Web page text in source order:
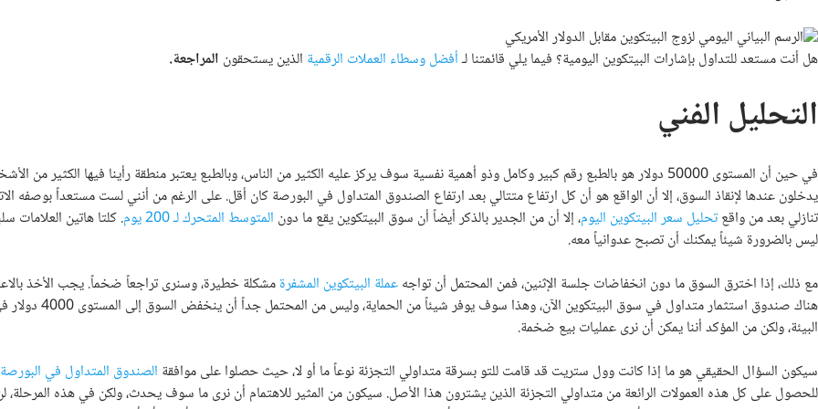
هل أنت مستعد للتداول بإشارات البيتكوين اليومية؟ فيما يلي قائمتنا لـأفضل وسطاء العملات الرقمية الذين يستحقون المراجعة.
التحليل الفني
في حين أن المستوى 50000 دولار هو بالطبع رقم كبير وكامل وذو أهمية نفسية سوف يركز عليه الكثير من الناس، وبالطبع يعتبر منطقة رأينا فيها الكثير من
يدخلون عندها لإنقاذ السوق، إلا أن الواقع هو أن كل ارتفاع متتالي بعد ارتفاع الصندوق المتداول في البورصة كان أقل. على الرغم من أنني لست مستعداً بوصفه
تنازلي بعد من واقعتحليل سعر البيتكوين اليوم، إلا أن من الجدير بالذكر أيضاً أن سوق البيتكوين يقع ما دون المتوسط ​​​​المتحرك لـ 200 يوم
. كلتا هاتين العلامات
ليس بالضرورة شيئاً يمكنك أن تصبح عدوانياً معه.
مع ذلك، إذا اخترق السوق ما دون انخفاضات جلسة الإثنين، فمن المحتمل أن تواجهعملة البيتكوين المشفرةمشكلة خطيرة، وسنرى تراجعاً ضخماً. يجب الأخذ
هناك صندوق استثمار متداول في سوق البيتكوين الآن، وهذا سوف يوفر
البيئة، ولكن من المؤكد أننا يمكن أن نرى عمليات بيع ضخمة.
سيكون السؤال الحقيقي هو ما إذا كانت وول ستريت قد قامت للتو بسرقة متداولي التجزئة نوعاً ما أو لا، حيث حصلوا على موافقة الصندوق المتداول في البورصة
للحصول على كل هذه العمولات الرائعة من متداولي التجزئة الذين يشترون هذا الأصل. سيكون من المثير للاهتمام أن نرى ما سوف يحدث، ولكن في هذه المرحلة،